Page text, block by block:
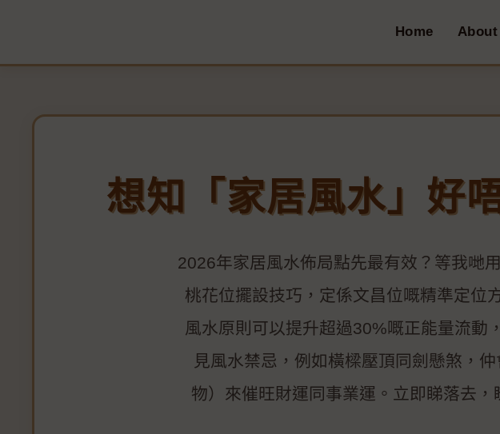
Home About
想知「家居風水」好
2026年家居風水佈局點先最有效？等我哋
桃花位擺設技巧，定係文昌位嘅精準定位
風水原則可以提升超過30%嘅正能量流動
見風水禁忌，例如橫樑壓頂同劍懸煞，
物）來催旺財運同事業運。立即睇落去